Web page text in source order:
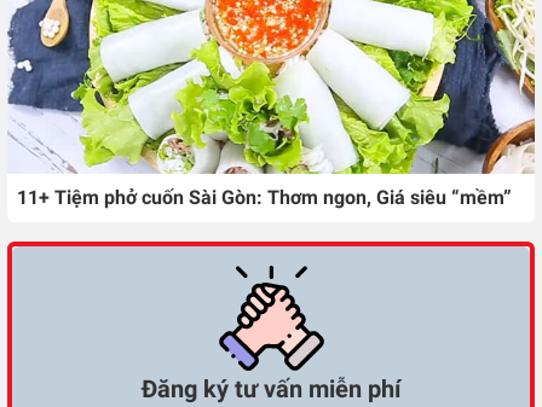
11+ Tiệm phở cuốn Sài Gòn: Thơm ngon, Giá siêu “mềm”
Đăng ký tư vấn miễn phí